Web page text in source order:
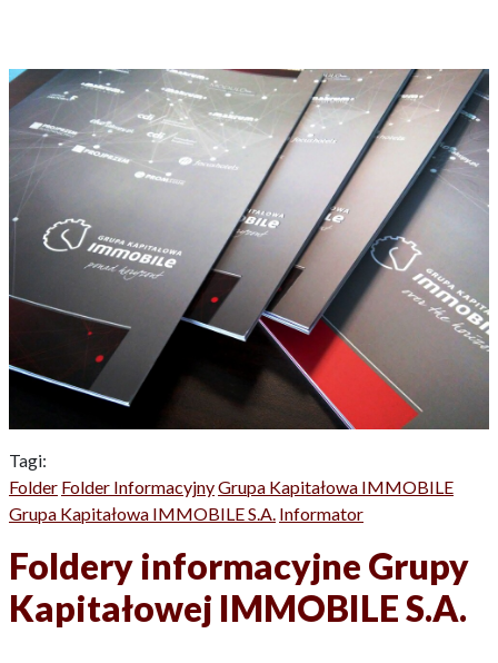
Tagi:
Folder Folder InformacyjnyGrupa Kapitałowa IMMOBILE
Grupa Kapitałowa IMMOBILE S.A. Informator
Foldery informacyjne Grupy
Kapitałowej IMMOBILE S.A.